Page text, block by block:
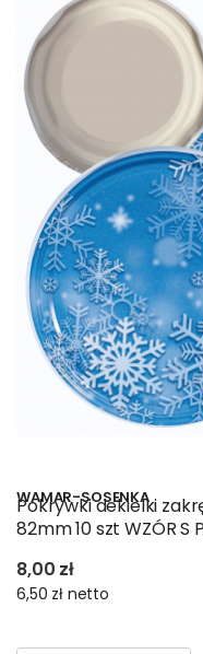
WAMAR-SOSENKA
Pokrywki dekielki
82mm 10 szt WZÓR S
8,00 zł
6,50 zł netto